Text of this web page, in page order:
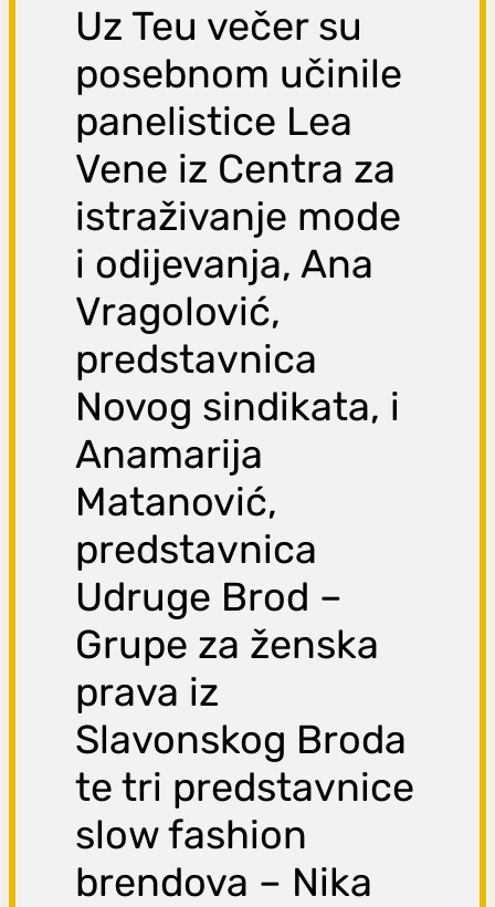
Uz Teu večer su
posebnom učinile
panelistice Lea
Vene iz Centra za
istraživanje mode
i odijevanja, Ana
Vragolović,
predstavnica
Novog sindikata, i
Anamarija
Matanović,
predstavnica
Udruge Brod –
Grupe za ženska
prava iz
Slavonskog Broda
te tri predstavnice
slow fashion
brendova – Nika